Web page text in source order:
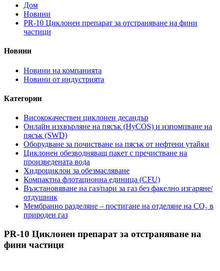
Дом
Новини
PR-10 Циклонен препарат за отстраняване на фини
частици
Новини
Новини на компанията
Новини от индустрията
Категории
Висококачествен циклонен десандър
Онлайн изхвърляне на пясък (HyCOS) и изпомпване на
пясък (SWD)
Оборудване за почистване на пясък от нефтени утайки
Циклонен обезводняващ пакет с пречистване на
произведената вода
Хидроциклон за обезмасляване
Компактна флотационна единица (CFU)
Възстановяване на газ/пари за газ без факелно изгаряне/
отдушник
Мембранно разделяне – постигане на отделяне на CO₂ в
природен газ
PR-10 Циклонен препарат за отстраняване на
фини частици